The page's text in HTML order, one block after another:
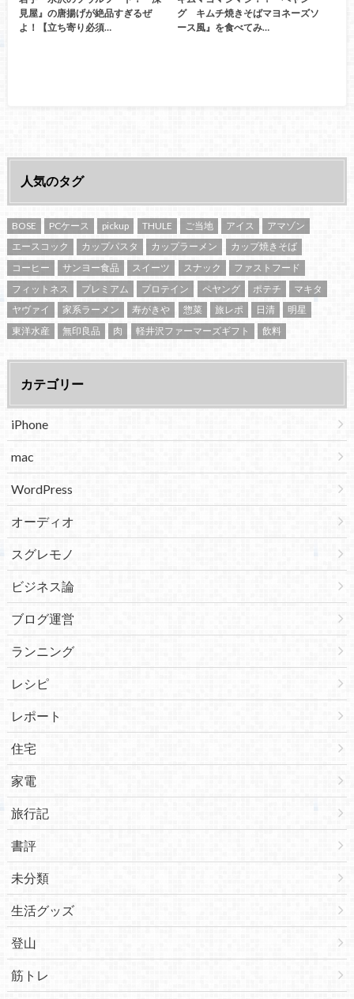
見屋』の唐揚げが絶品すぎるぜ
よ！【立ち寄り必須…
グ キムチ焼きそばマヨネーズソ
ース風』を食べてみ…
人気のタグ
BOSE PCケース pickup THULE ご当地 アイス
アマゾン
エースコック
カップパスタ カップラーメン
カップ焼きそば
コーヒー
サンヨー食品 スイーツ スナック
ファストフード
フィットネス
プレミアム プロテイン ペヤング ポテチ
マキタ
ヤヴァイ
家系ラーメン 寿がきや 惣菜 旅レポ 日清
明星
東洋水産
無印良品 肉 軽井沢ファーマーズギフト 飲料
カテゴリー
iPhone
mac
WordPress
オーディオ
スグレモノ
ビジネス論
ブログ運営
ランニング
レシピ
レポート
住宅
家電
旅行記
書評
未分類
生活グッズ
登山
筋トレ